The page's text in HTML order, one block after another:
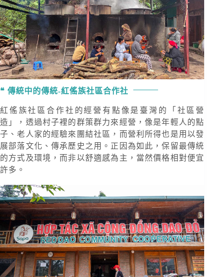
傳統中的傳統-紅傜族社區合作社
紅傜族社區合作社的經營有點像是臺灣的「社區營
造」，透過村子裡的群策群力來經營，像是年輕人的點
子、老人家的經驗來團結社區，而營利所得也是用以發
展部落文化、傳承歷史之用。正因為如此，保留最傳統
的方式及環境，而非以舒適感為主，當然價格相對便宜
許多。